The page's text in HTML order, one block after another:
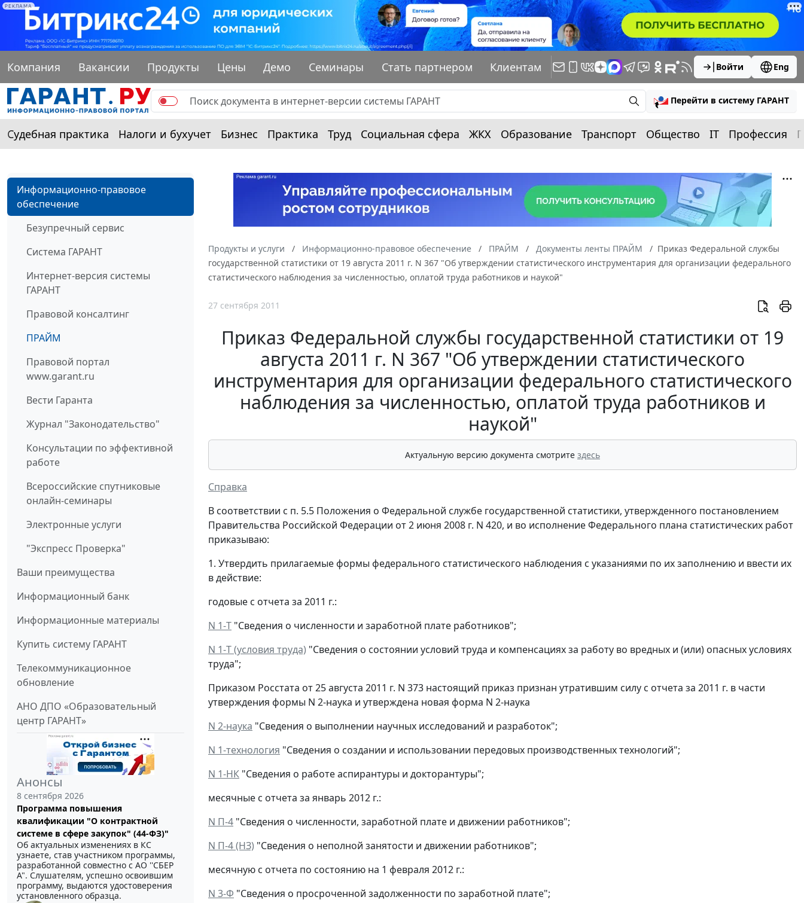
РЕКЛАМА
Компания Вакансии Продукты Цены Демо Семинары Стать партнером Клиентам Войти Eng
Перейти в систему ГАРАНТ
Судебная практика Налоги и бухучет Бизнес Практика Труд Социальная сфера ЖКХ Образование Транспорт Общество IT Профессия
Информационно-правовое
обеспечение
Безупречный сервис
Система ГАРАНТ
Интернет-версия системы
ГАРАНТ
Правовой консалтинг
ПРАЙМ
Правовой портал
www.garant.ru
Вести Гаранта
Журнал "Законодательство"
Консультации по эффективной
работе
Всероссийские спутниковые
онлайн-семинары
Электронные услуги
"Экспресс Проверка"
Ваши преимущества
Информационный банк
Информационные материалы
Купить систему ГАРАНТ
Телекоммуникационное
обновление
АНО ДПО «Образовательный
центр ГАРАНТ»
Анонсы
8 сентября 2026
Программа повышения
квалификации "О контрактной
системе в сфере закупок" (44-ФЗ)"
Об актуальных изменениях в КС
узнаете, став участником программы,
разработанной совместно с АО ''СБЕР
А". Слушателям, успешно освоившим
программу, выдаются удостоверения
установленного образца.
Продукты и услуги Информационно-правовое обеспечение ПРАЙМ Документы ленты ПРАЙМ
Приказ Федеральной службы
государственной статистики от 19 августа 2011 г. N 367 "Об утверждении статистического инструментария для организации федерального
статистического наблюдения за численностью, оплатой труда работников и наукой"
27 сентября 2011
Приказ Федеральной службы государственной статистики от 19
августа 2011 г. N 367 "Об утверждении статистического
инструментария для организации федерального статистического
наблюдения за численностью, оплатой труда работников и
наукой"
Актуальную версию документа смотрите здесь
Справка
В соответствии с п. 5.5 Положения о Федеральной службе государственной статистики, утвержденного постановлением
Правительства Российской Федерации от 2 июня 2008 г. N 420, и во исполнение Федерального плана статистических работ
приказываю:
1. Утвердить прилагаемые формы федерального статистического наблюдения с указаниями по их заполнению и ввести их
в действие:
годовые с отчета за 2011 г.:
N 1-Т "Сведения о численности и заработной плате работников";
N 1-Т (условия труда) "Сведения о состоянии условий труда и компенсациях за работу во вредных и (или) опасных условиях
труда";
Приказом Росстата от 25 августа 2011 г. N 373 настоящий приказ признан утратившим силу с отчета за 2011 г. в части
утверждения формы N 2-наука и утверждена новая форма N 2-наука
N 2-наука "Сведения о выполнении научных исследований и разработок";
N 1-технология "Сведения о создании и использовании передовых производственных технологий";
N 1-НК "Сведения о работе аспирантуры и докторантуры";
месячные с отчета за январь 2012 г.:
N П-4 "Сведения о численности, заработной плате и движении работников";
N П-4 (НЗ) "Сведения о неполной занятости и движении работников";
месячную с отчета по состоянию на 1 февраля 2012 г.:
N 3-Ф "Сведения о просроченной задолженности по заработной плате";